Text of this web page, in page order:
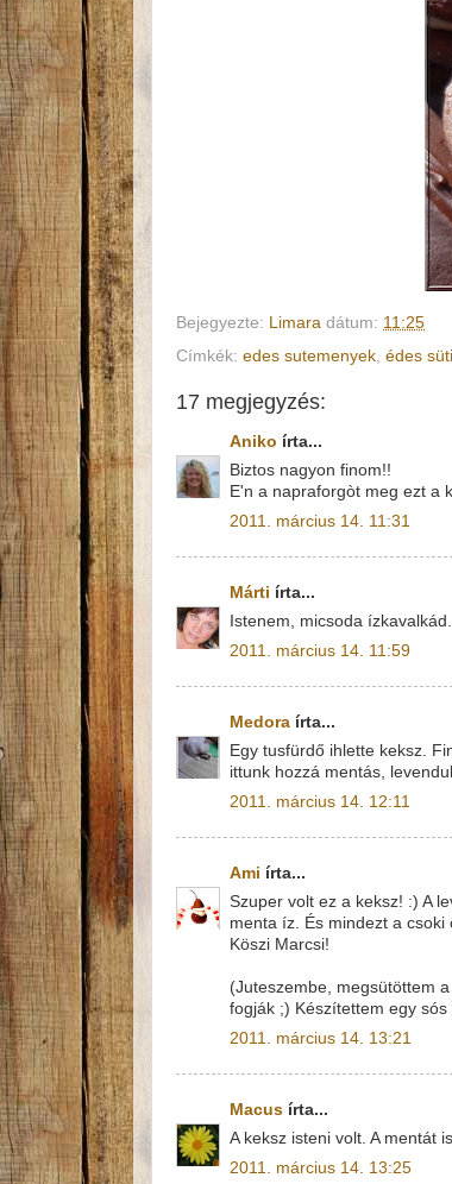
Bejegyezte: Limara dátum: 11:25
Címkék: edes sutemenyek, édes süti
17 megjegyzés:
Aniko írta...
Biztos nagyon finom!!
E'n a napraforgòt meg ezt a
2011. március 14. 11:31
Márti írta...
Istenem, micsoda
2011. március 14. 11:59
Medora írta...
Egy tusfürdő ihlette keksz.
ittunk hozzá mentás,
2011. március 14. 12:11
Ami írta...
Szuper volt ez a keksz! :) A
menta íz. És mindezt a
Köszi Marcsi!
(Juteszembe, megsütöttem
fogják ;) Készítettem egy
2011. március 14. 13:21
Macus írta...
A keksz isteni volt. A mentát
2011. március 14. 13:25